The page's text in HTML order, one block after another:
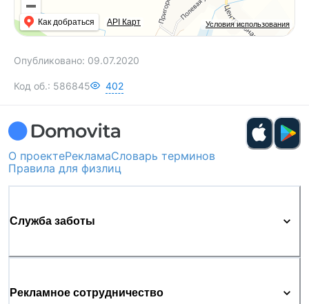
Условия использования
Как добраться API Карт
Опубликовано: 09.07.2020
Код об.: 586845 402
О проектеРекламаСловарь терминов
Правила для физлиц
Служба заботы
Рекламное сотрудничество